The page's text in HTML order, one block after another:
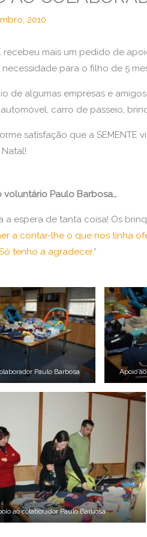
2010
recebeu mais um pedido de
necessidade para o filho de 5
de algumas empresas e
carro de passeio,
satisfação que a
voluntário Paulo Barbosa…
a espera de tanta coisa! Os
a contar-lhe o que nos tinha
tenho a agradecer.“
Paulo Barbosa Apoio
ao colaborador Paulo Barbosa